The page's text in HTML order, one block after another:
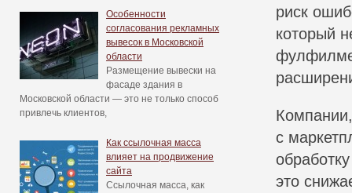
Особенности
согласования рекламных
вывесок в Московской
области
Размещение вывески на
фасаде здания в
Московской области — это не только способ
привлечь клиентов,
Как ссылочная масса
влияет на продвижение
сайта
Ссылочная масса, как
риск
который
с
это